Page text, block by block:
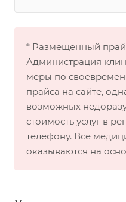
* Размещенный
Администрация
меры по
прайса на сайте,
возможных
стоимость услуг в
телефону. Все
оказываются на